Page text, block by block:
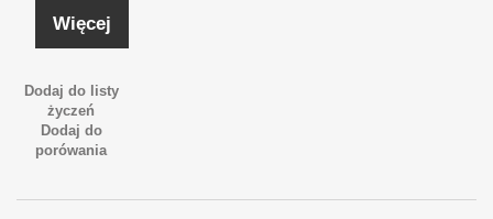
Więcej
Dodaj do listy
życzeń
Dodaj do
porówania